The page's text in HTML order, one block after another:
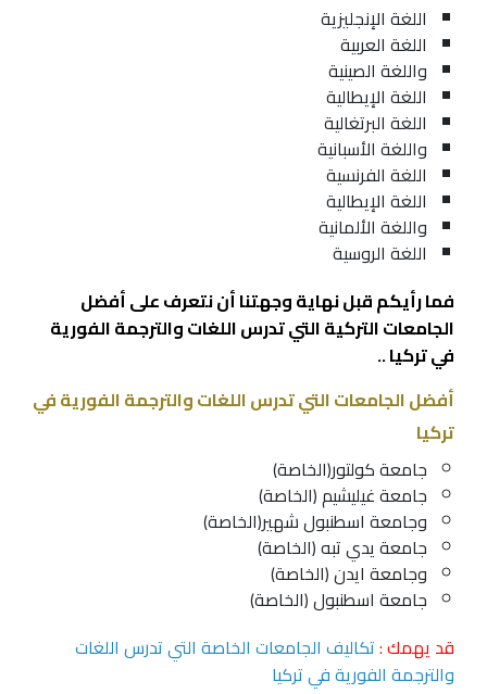
اللغة الإنجليزية
اللغة العربية
واللغة الصينية
اللغة الإيطالية
اللغة البرتغالية
واللغة الأسبانية
اللغة الفرنسية
اللغة الإيطالية
واللغة الألمانية
اللغة الروسية
فما رأيكم قبل نهاية وجهتنا أن نتعرف على أفضل
الجامعات التركية التي تدرس اللغات والترجمة الفورية
في تركيا ..
أفضل الجامعات التي تدرس اللغات والترجمة الفورية في
تركيا
جامعة كولتور(الخاصة)
جامعة غيليشيم (الخاصة)
وجامعة اسطنبول شهير(الخاصة)
جامعة يدي تبه (الخاصة)
وجامعة ايدن (الخاصة)
جامعة اسطنبول (الخاصة)
قد يهمك :تكاليف الجامعات الخاصة التي تدرس اللغات
والترجمة الفورية في تركيا